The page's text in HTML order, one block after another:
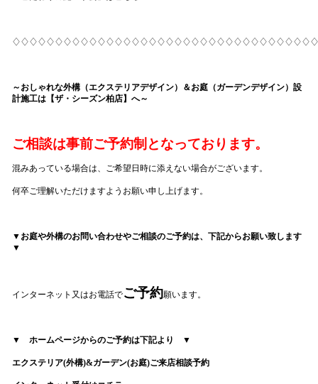
～おしゃれな外構（エクステリアデザイン）＆お庭（ガーデンデザイン）設
計施工は【ザ・シーズン柏店】へ～
ご相談は事前ご予約制となっております。
混みあっている場合は、ご希望日時に添えない場合がございます。
何卒ご理解いただけますようお願い申し上げます。
▼お庭や外構のお問い合わせやご相談のご予約は、下記からお願い致します
▼
インターネット又はお電話でご予約願います。
▼ ホームページからのご予約は下記より ▼
エクステリア(外構)&ガーデン(お庭)ご来店相談予約